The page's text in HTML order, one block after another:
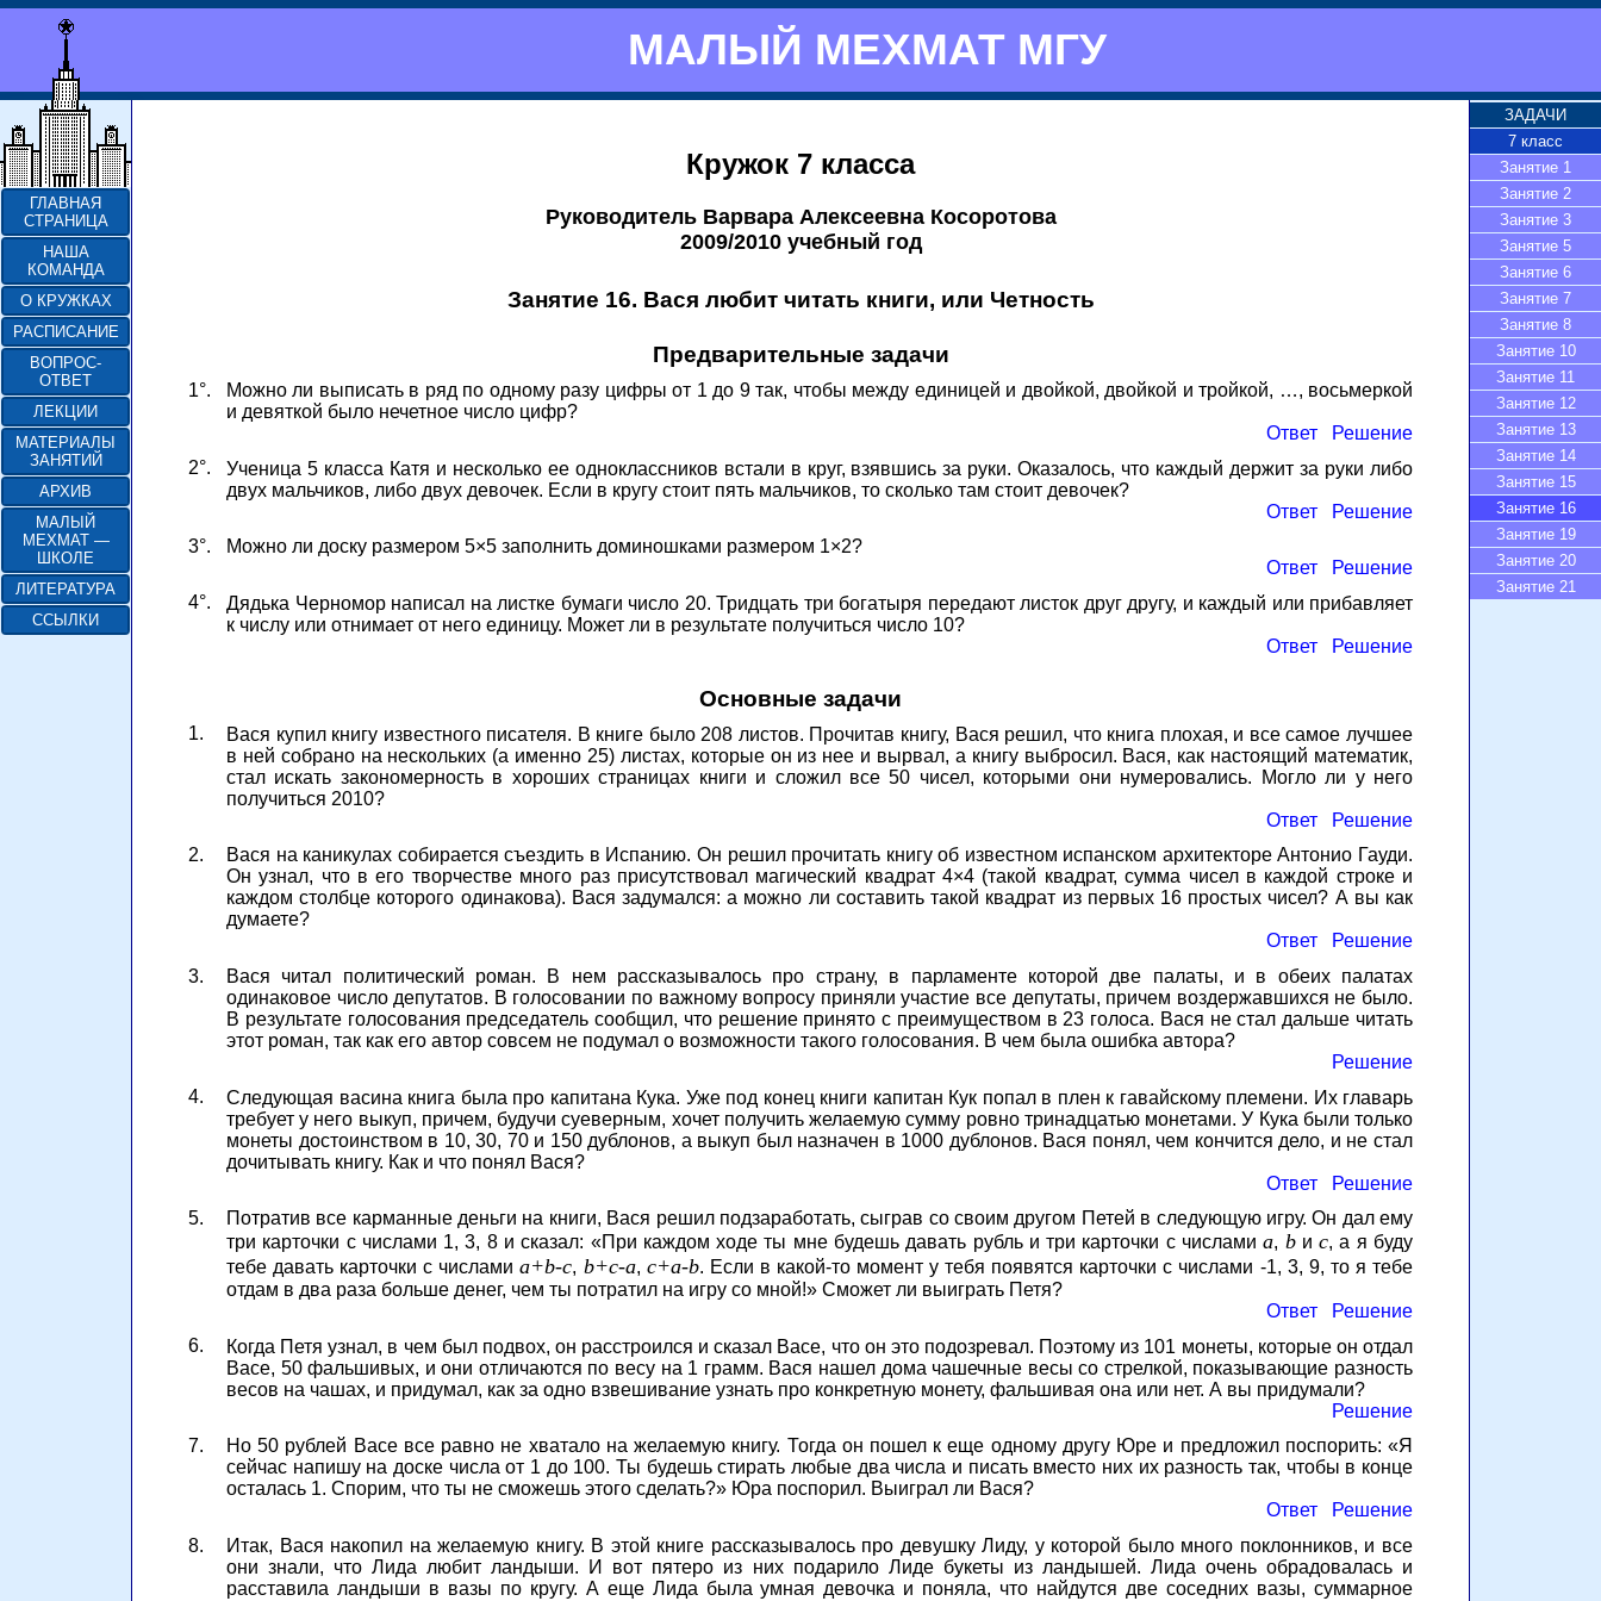
МАЛЫЙ МЕХМАТ МГУ
ГЛАВНАЯ
СТРАНИЦА
НАША
КОМАНДА
О КРУЖКАХ
РАСПИСАНИЕ
ВОПРОС-
ОТВЕТ
ЛЕКЦИИ
МАТЕРИАЛЫ
ЗАНЯТИЙ
АРХИВ
МАЛЫЙ
МЕХМАТ —
ШКОЛЕ
ЛИТЕРАТУРА
ССЫЛКИ
Кружок 7 класса
Руководитель Варвара Алексеевна Косоротова
2009/2010 учебный год
Занятие 16. Вася любит читать книги, или Четность
Предварительные задачи
1°.
Можно ли выписать в ряд по одному разу цифры от 1 до 9 так, чтобы между единицей и двойкой, двойкой и тройкой, …, восьмеркой
и девяткой было нечетное число цифр?
Ответ
Решение
2°.
Ученица 5 класса Катя и несколько ее одноклассников встали в круг, взявшись за руки. Оказалось, что каждый держит за руки либо
двух мальчиков, либо двух девочек. Если в кругу стоит пять мальчиков, то сколько там стоит девочек?
Ответ
Решение
3°.
Можно ли доску размером 5×5 заполнить доминошками размером 1×2?
Ответ
Решение
4°.
Дядька Черномор написал на листке бумаги число 20. Тридцать три богатыря передают листок друг другу, и каждый или прибавляет
к числу или отнимает от него единицу. Может ли в результате получиться число 10?
Ответ
Решение
Основные задачи
1.
Вася купил книгу известного писателя. В книге было 208 листов. Прочитав книгу, Вася решил, что книга плохая, и все самое лучшее
в ней собрано на нескольких (а именно 25) листах, которые он из нее и вырвал, а книгу выбросил. Вася, как настоящий математик,
стал искать закономерность в хороших страницах книги и сложил все 50 чисел, которыми они нумеровались. Могло ли у него
получиться 2010?
Ответ
Решение
2.
Вася на каникулах собирается съездить в Испанию. Он решил прочитать книгу об известном испанском архитекторе Антонио Гауди.
Он узнал, что в его творчестве много раз присутствовал магический квадрат 4×4 (такой квадрат, сумма чисел в каждой строке и
каждом столбце которого одинакова). Вася задумался: а можно ли составить такой квадрат из первых 16 простых чисел? А вы как
думаете?
Ответ
Решение
3.
Вася читал политический роман. В нем рассказывалось про страну, в парламенте которой две палаты, и в обеих палатах
одинаковое число депутатов. В голосовании по важному вопросу приняли участие все депутаты, причем воздержавшихся не было.
В результате голосования председатель сообщил, что решение принято с преимуществом в 23 голоса. Вася не стал дальше читать
этот роман, так как его автор совсем не подумал о возможности такого голосования. В чем была ошибка автора?
Решение
4.
Следующая васина книга была про капитана Кука. Уже под конец книги капитан Кук попал в плен к гавайскому племени. Их главарь
требует у него выкуп, причем, будучи суеверным, хочет получить желаемую сумму ровно тринадцатью монетами. У Кука были только
монеты достоинством в 10, 30, 70 и 150 дублонов, а выкуп был назначен в 1000 дублонов. Вася понял, чем кончится дело, и не стал
дочитывать книгу. Как и что понял Вася?
Ответ
Решение
5.
Потратив все карманные деньги на книги, Вася решил подзаработать, сыграв со своим другом Петей в следующую игру. Он дал ему
три карточки с числами 1, 3, 8 и сказал: «При каждом ходе ты мне будешь давать рубль и три карточки с числамиa, bиc, a я буду
тебе давать карточки с числамиa+b-c, b+c-a, c+a-b. Если в какой-то момент у тебя появятся карточки с числами -1, 3, 9, то я тебе
отдам в два раза больше денег, чем ты потратил на игру со мной!» Сможет ли выиграть Петя?
Ответ
Решение
6.
Когда Петя узнал, в чем был подвох, он расстроился и сказал Васе, что он это подозревал. Поэтому из 101 монеты, которые он отдал
Васе, 50 фальшивых, и они отличаются по весу на 1 грамм. Вася нашел дома чашечные весы со стрелкой, показывающие разность
весов на чашах, и придумал, как за одно взвешивание узнать про конкретную монету, фальшивая она или нет. А вы придумали?
Решение
7.
Но 50 рублей Васе все равно не хватало на желаемую книгу. Тогда он пошел к еще одному другу Юре и предложил поспорить: «Я
сейчас напишу на доске числа от 1 до 100. Ты будешь стирать любые два числа и писать вместо них их разность так, чтобы в конце
осталась 1. Спорим, что ты не сможешь этого сделать?» Юра поспорил. Выиграл ли Вася?
Ответ
Решение
8.
Итак, Вася накопил на желаемую книгу. В этой книге рассказывалось про девушку Лиду, у которой было много поклонников, и все
они знали, что Лида любит ландыши. И вот пятеро из них подарило Лиде букеты из ландышей. Лида очень обрадовалась и
расставила ландыши в вазы по кругу. А еще Лида была умная девочка и поняла, что найдутся две соседних вазы, суммарное
ЗАДАЧИ
7 класс
Занятие 1
Занятие 2
Занятие 3
Занятие 5
Занятие 6
Занятие 7
Занятие 8
Занятие 10
Занятие 11
Занятие 12
Занятие 13
Занятие 14
Занятие 15
Занятие 16
Занятие 19
Занятие 20
Занятие 21